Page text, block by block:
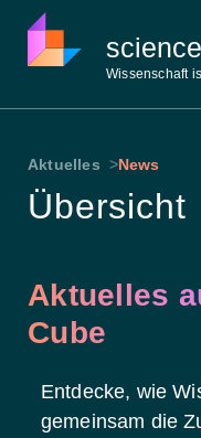
Wissenschaft
Über uns
Aktuelles
Open
Kontakt
Aktuelles News
Übersicht
Aktuelles
Cube
Entdecke, wie
gemeinsam die